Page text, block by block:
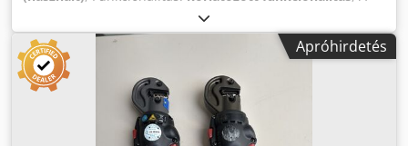
további információra van szüksége, kérjük, írjon nekünk
üzenetet, vagy hívjon minket.
generátor részt vett egy függőleges szélenergia-átalakító
fejlesztésében, és a fejlesztés ezen szakaszának
félbeszakadása miatt csak néhány órát üzemelt. A
vezérlőszekrényeket egy szakértő cég állította össze
Offenburgban, és a generátorhoz igazította. Crsdpoyl
Nntefx Ah Usf Örülök, ha a berendezések új felhasználásra
találhatnak. Az ár alku tárgya, a helyszínen.
Apróhirdetés